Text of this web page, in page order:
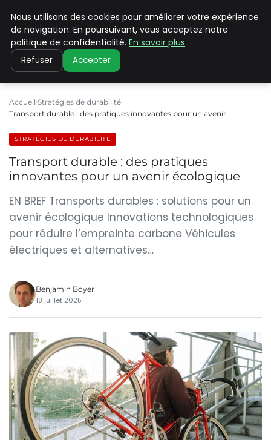
CLIMATE C ADVANCED
Accueil Stratégies de durabilité
Transport durable : des pratiques innovantes pour un avenir…
STRATÉGIES DE DURABILITÉ
Transport durable : des pratiques
innovantes pour un avenir écologique
EN BREF Transports durables : solutions pour un
avenir écologique Innovations technologiques
pour réduire l’empreinte carbone Véhicules
électriques et alternatives…
Benjamin Boyer
18 juillet 2025
Nous utilisons des cookies pour améliorer votre expérience
de navigation. En poursuivant, vous acceptez notre
politique de confidentialité. En savoir plus
Refuser Accepter